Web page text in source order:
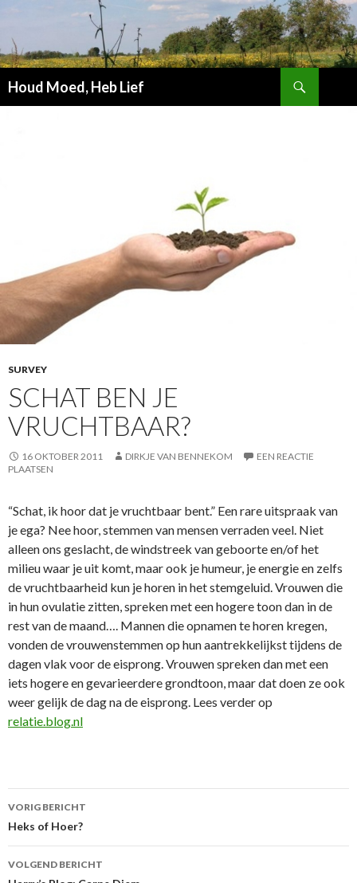
Houd Moed, Heb Lief
SURVEY
SCHAT BEN JE
VRUCHTBAAR?
16 OKTOBER 2011 DIRKJE VAN BENNEKOM
EEN REACTIE
PLAATSEN
“Schat, ik hoor dat je vruchtbaar bent.” Een rare uitspraak van
je ega? Nee hoor, stemmen van mensen verraden veel. Niet
alleen ons geslacht, de windstreek van geboorte en/of het
milieu waar je uit komt, maar ook je humeur, je energie en zelfs
de vruchtbaarheid kun je horen in het stemgeluid. Vrouwen die
in hun ovulatie zitten, spreken met een hogere toon dan in de
rest van de maand…. Mannen die opnamen te horen kregen,
vonden de vrouwenstemmen op hun aantrekkelijkst tijdens de
dagen vlak voor de eisprong. Vrouwen spreken dan met een
iets hogere en gevarieerdere grondtoon, maar dat doen ze ook
weer gelijk de dag na de eisprong. Lees verder op
relatie.blog.nl
Berichtnavigatie
VORIG BERICHT
Heks of Hoer?
VOLGEND BERICHT